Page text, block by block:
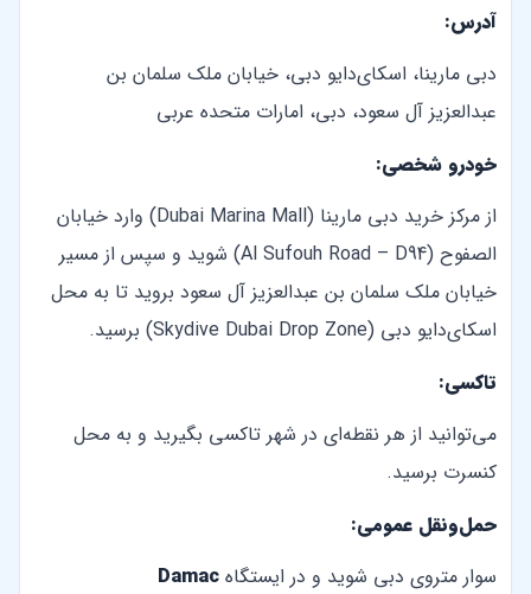
آدرس:
دبی مارینا، اسکای‌دایو دبی، خیابان ملک سلمان بن
عبدالعزیز آل سعود، دبی، امارات متحده عربی
خودرو شخصی:
از مرکز خرید دبی مارینا (Dubai Marina Mall) وارد خیابان
الصفوح (Al Sufouh Road – D94) شوید و سپس از مسیر
خیابان ملک سلمان بن عبدالعزیز آل سعود بروید تا به محل
اسکای‌دایو دبی (Skydive Dubai Drop Zone) برسید.
تاکسی:
می‌توانید از هر نقطه‌ای در شهر تاکسی بگیرید و به محل
کنسرت برسید.
حمل‌ونقل عمومی:
سوار متروی دبی شوید و در ایستگاه Damac